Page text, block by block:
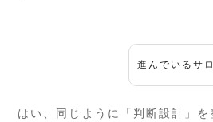
進んでいるサ
はい、同じように「判断設計」